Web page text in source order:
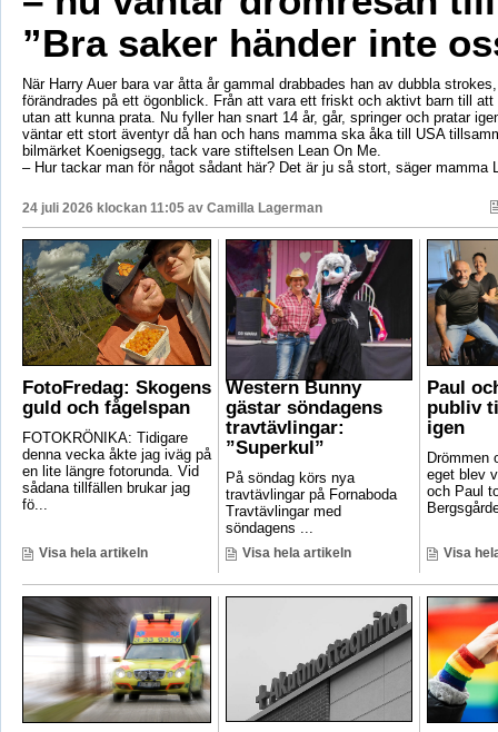
”Bra saker händer inte
När Harry Auer bara var åtta år gammal drabbades han av dubbla
förändrades på ett ögonblick. Från att vara ett friskt och aktivt barn till
utan att kunna prata. Nu fyller han snart 14 år, går, springer och pratar
väntar ett stort äventyr då han och hans mamma ska åka till USA
bilmärket Koenigsegg, tack vare stiftelsen Lean On Me.
– Hur tackar man för något sådant här? Det är ju så stort, säger mamma
24 juli 2026 klockan 11:05 av Camilla Lagerman
FotoFredag: Skogens
guld och fågelspan
FOTOKRÖNIKA: Tidigare
denna vecka åkte jag iväg på
en lite längre fotorunda. Vid
sådana tillfällen brukar jag
fö...
Visa hela artikeln
Western Bunny
gästar söndagens
travtävlingar:
”Superkul”
På söndag körs nya
travtävlingar på Fornaboda
Travtävlingar med
söndagens ...
Visa hela artikeln
Paul
publiv
igen
Drömmen
eget blev
och Paul
Visa